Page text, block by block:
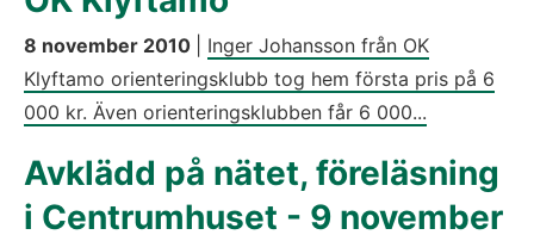
8 november 2010
Inger Johansson från OK
Klyftamo orienteringsklubb tog hem första pris på 6
000 kr. Även orienteringsklubben får 6 000...
Avklädd på nätet, föreläsning
i Centrumhuset - 9 november